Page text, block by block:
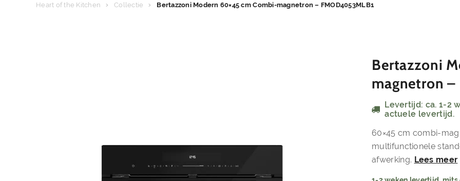
Heart of the Kitchen Collectie Bertazzoni Modern 60×45 cm Combi-magnetron – FMOD4053MLB1
Bertazzoni
magnetron –
Levertijd: ca. 1-2
actuele levertijd.
60×45 cm combi-
multifunctionele
afwerking. Lees meer